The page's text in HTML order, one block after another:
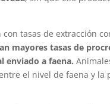
tasas de extracción
mayores tasas de
enviado a faena.
el nivel de faena y